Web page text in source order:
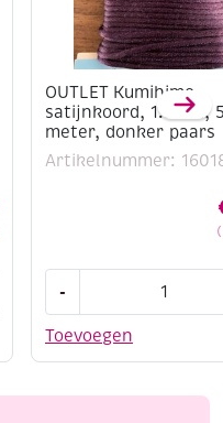
OUTLET Kumihimo
satijnkoord, 1.5mm,
meter, donker paars
Artikelnummer:
Toevoegen
-
satijnkoord,
meter,